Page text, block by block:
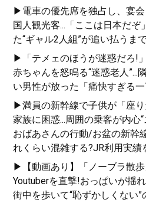
▶電車の優先席を独占し、宴
国人観光客...「ここは日本だぞ
た“ギャル2人組”が追い払うま
▶「テメェのほうが迷惑だろ!
赤ちゃんを怒鳴る“迷惑老人”...
い男性が放った「痛快すぎる一
▶満員の新幹線で子供が「座
家族に困惑...周囲の乗客が内心
おばあさんの行動/お盆の新幹
れくらい混雑する?JR利用実績
▶【動画あり】「ノーブラ散
Youtuberを直撃!おっぱいが揺
街中を歩いて“恥ずかしくない”